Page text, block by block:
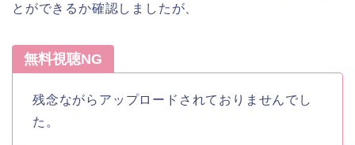
とができるか確認しましたが、
無料視聴NG
残念ながらアップロードされておりませんでし
た。